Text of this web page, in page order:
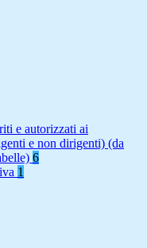
e autorizzati ai
e non dirigenti) (da
6
1